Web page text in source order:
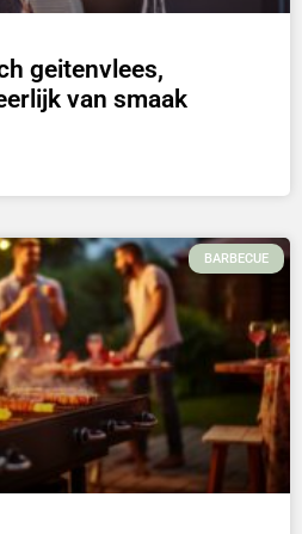
geitenvlees,
van smaak
BARBECUE